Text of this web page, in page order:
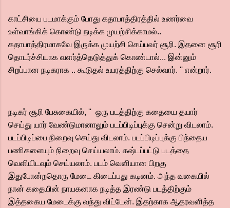
காட்சியை படமாக்கும் போது கதாபாத்திரத்தில் உணர்வை
உள்வாங்கிக் கொண்டு நடிக்க முயற்சிக்காமல்..
கதாபாத்திரமாகவே இருக்க முயற்சி செய்பவர் சூரி.‌ இதனை சூரி
தொடர்ச்சியாக வளர்த்தெடுத்துக் கொண்டால்... இன்னும்
சிறப்பான நடிகராக .. கூடுதல் உயரத்திற்கு செல்வார்.‌ '' என்றார்.
நடிகர் சூரி பேசுகையில், '' ஒரு படத்திற்கு கதையை தயார்
செய்து யார் வேண்டுமானாலும் படப்பிடிப்புக்கு சென்று விடலாம்.‌
படப்பிடிப்பை நிறைவு செய்து விடலாம். படப்பிடிப்புக்கு பிந்தைய
பணிகளையும் நிறைவு செய்யலாம். கஷ்டப்பட்டு படத்தை
வெளியிடவும் செய்யலாம். படம் வெளியான பிறகு
இதுபோன்றதொரு மேடை கிடைப்பது கடினம். அந்த வகையில்
நான் கதையின் நாயகனாக நடித்த இரண்டு படத்திற்கும்
இத்தகைய மேடைக்கு வந்து விட்டேன். இதற்காக ஆதரவளித்த